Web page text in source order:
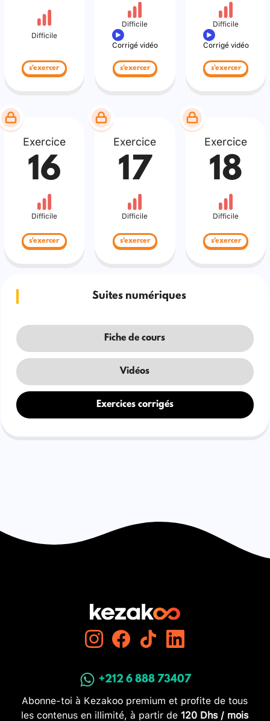
Difficile
s'exercer
Difficile
Corrigé vidéo
s'exercer
Difficile
Corrigé vidéo
s'exercer
Exercice
16
Difficile
s'exercer
Exercice
17
Difficile
s'exercer
Exercice
18
Difficile
s'exercer
Suites numériques
Fiche de cours
Vidéos
Exercices corrigés
+212 6 888 73407
Abonne-toi à Kezakoo premium et profite de tous
les contenus en illimité, à partir de 120 Dhs / mois